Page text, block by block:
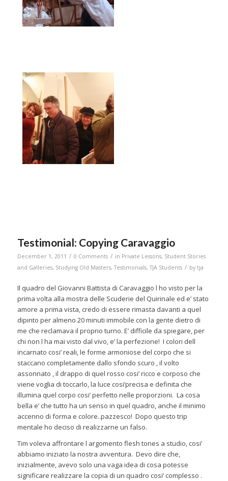
Testimonial: Copying Caravaggio
December 1, 2011 / 0 Comments / in Private Lessons, Student Stories
and Galleries, Studying Old Masters,Testimonials,TJA Students / by tja
Il quadro del Giovanni Battista di Caravaggio l ho visto per la
prima volta alla mostra delle Scuderie del Quirinale ed e’ stato
amore a prima vista, credo di essere rimasta davanti a quel
dipinto per almeno 20 minuti immobile con la gente dietro di
me che reclamava il proprio turno. E’ difficile da spiegare, per
chi non l ha mai visto dal vivo, e’ la perfezione! I colori dell
incarnato cosi’ reali, le forme armoniose del corpo che si
staccano completamente dallo sfondo scuro , il volto
assonnato , il drappo di quel rosso cosi’ ricco e corposo che
viene voglia di toccarlo, la luce cosi’precisa e definita che
illumina quel corpo cosi’ perfetto nelle proporzioni. La cosa
bella e’ che tutto ha un senso in quel quadro, anche il minimo
accenno di forma e colore..pazzesco! Dopo questo trip
mentale ho deciso di realizzarne un falso.
Tim voleva affrontare l argomento flesh tones a studio, cosi’
abbiamo iniziato la nostra avventura. Devo dire che,
inizialmente, avevo solo una vaga idea di cosa potesse
significare realizzare la copia di un quadro cosi’ complesso .